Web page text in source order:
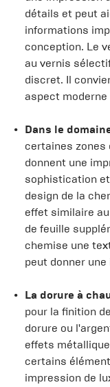
détails et peut
informations
conception. Le
au vernis
discret. Il
aspect
Dans le
certaines zones
donnent une
sophistication
design de la
effet similaire
de feuille
chemise une
peut donner
La dorure à
pour la finition
dorure ou
effets
certains
impression de